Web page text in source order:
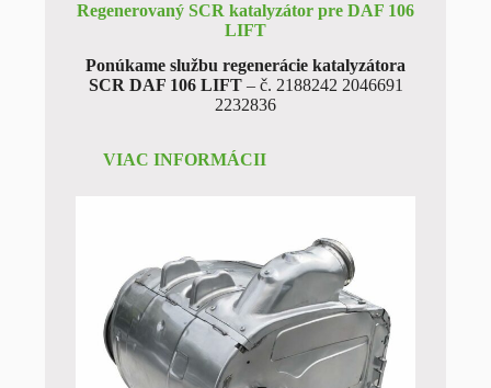
Regenerovaný SCR katalyzátor pre DAF 106
LIFT
Ponúkame službu regenerácie katalyzátora
SCR DAF 106 LIFT – č. 2188242 2046691
2232836
VIAC INFORMÁCII